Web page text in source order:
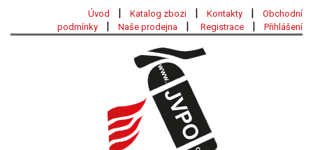
Úvod | Katalog zbozi | Kontakty |
Obchodní
podmínky
| Naše prodejna | Registrace | Přihlášení